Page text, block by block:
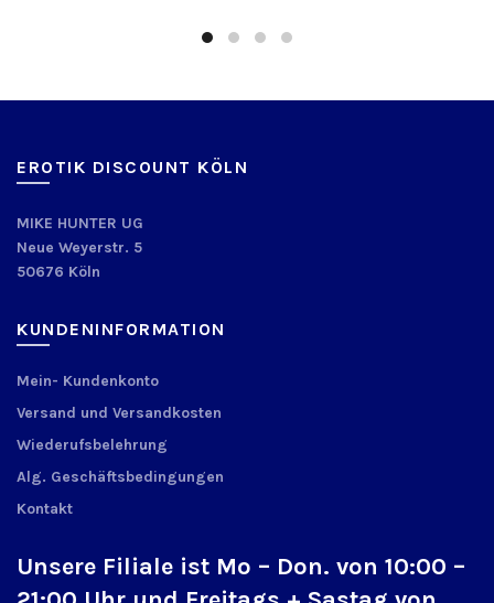
EROTIK DISCOUNT KÖLN
MIKE HUNTER UG
Neue Weyerstr. 5
50676 Köln
KUNDENINFORMATION
Mein- Kundenkonto
Versand und Versandkosten
Wiederufsbelehrung
Alg. Geschäftsbedingungen
Kontakt
Unsere Filiale ist Mo – Don. von 10:00 –